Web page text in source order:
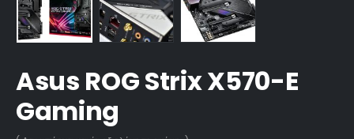
Asus ROG Strix X570-E
Gaming